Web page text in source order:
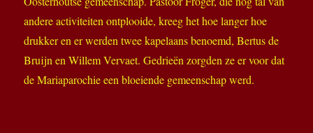
andere activiteiten ontplooide, kreeg het hoe langer hoe
drukker en er werden twee kapelaans benoemd, Bertus de
Bruijn en Willem Vervaet. Gedrieën zorgden ze er voor dat
de Mariaparochie een bloeiende gemeenschap werd.